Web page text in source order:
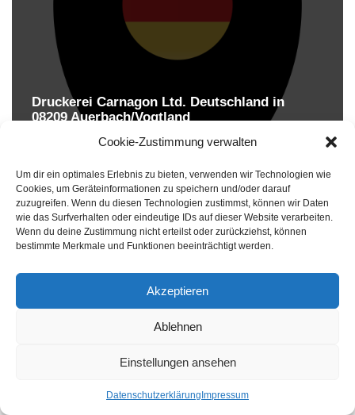
Cookie-Zustimmung verwalten
Um dir ein optimales Erlebnis zu bieten, verwenden wir Technologien wie
Cookies, um Geräteinformationen zu speichern und/oder darauf
zuzugreifen. Wenn du diesen Technologien zustimmst, können wir Daten
wie das Surfverhalten oder eindeutige IDs auf dieser Website verarbeiten.
Wenn du deine Zustimmung nicht erteilst oder zurückziehst, können
bestimmte Merkmale und Funktionen beeinträchtigt werden.
Akzeptieren
Ablehnen
Einstellungen ansehen
Datenschutzerklärung Impressum
Druckerei Carnagon Ltd. Deutschland in
08209 Auerbach/Vogtland
Druckereien in Deutschland
Druckereien in Deutschland